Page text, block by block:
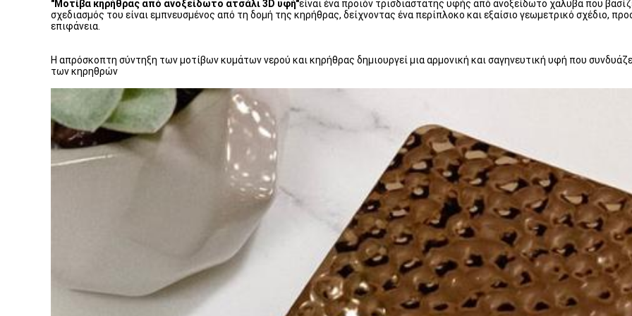
"Μοτίβα κηρήθρας από ανοξείδωτο ατσάλι 3D υφή"είναι ένα προϊόν τρισδιάστατης υφής από ανοξείδωτο χάλυβα που
σχεδιασμός του είναι εμπνευσμένος από τη δομή της κηρήθρας, δείχνοντας ένα περίπλοκο και εξαίσιο γεωμετρικό σχέδιο,
επιφάνεια.
Η απρόσκοπτη σύντηξη των μοτίβων κυμάτων νερού και κηρήθρας δημιουργεί μια αρμονική και σαγηνευτική υφή που
των κηρηθρών